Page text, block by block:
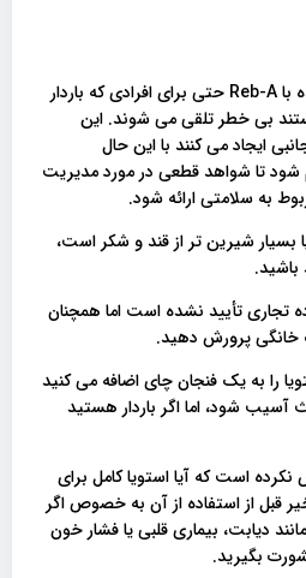
محصولات استویا ساخته شده با Reb-A حتی برای افرادی که باردار
بی خطر تلقی می شوند. این
ایجاد می کنند با این حال
شود تا شواهد قطعی در مورد مدیریت
به سلامتی ارائه شود.
بسیار شیرین تر از قند و شکر است،
تجاری تأیید نشده است اما همچنان
خانگی پرورش دهید.
را به یک فنجان چای اضافه می کنید
شود، اما اگر باردار هستید
است که آیا استویا کامل برای
قبل از استفاده از آن به خصوص اگر
دیابت، بیماری قلبی یا فشار خون
بگیرید.